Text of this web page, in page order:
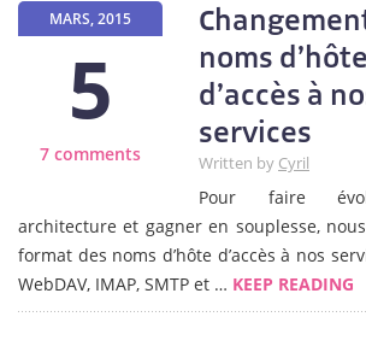
MARS, 2015
5
7 comments
noms d’hôte
d’accès à
services
Written by Cyril
Pour faire
architecture et gagner en souplesse,
format des noms d’hôte d’accès à nos
WebDAV, IMAP, SMTP et … KEEP READING